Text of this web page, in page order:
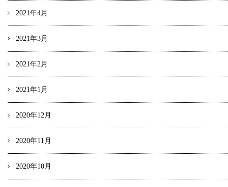
2021年4月
2021年3月
2021年2月
2021年1月
2020年12月
2020年11月
2020年10月